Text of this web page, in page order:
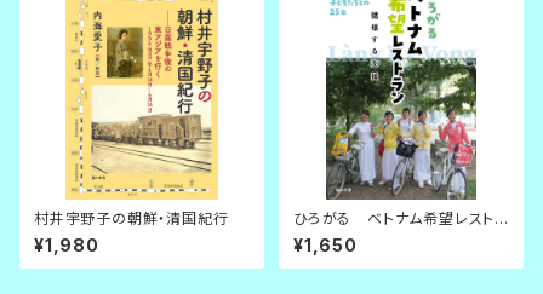
村井宇野子の朝鮮・清国紀行
¥1,980
ひろがる ベトナム希望レストラ
ン
¥1,650